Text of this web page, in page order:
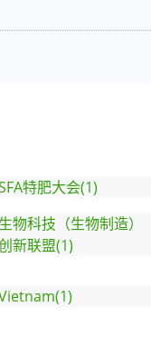
特肥大会(1)
生物科技（生物制造）
新联盟(1)